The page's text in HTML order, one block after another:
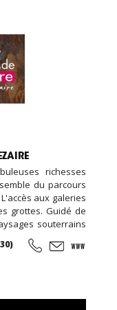
richesses
du parcours
aux galeries
grottes. Guidé de
souterrains
parfaitement mis
discret...